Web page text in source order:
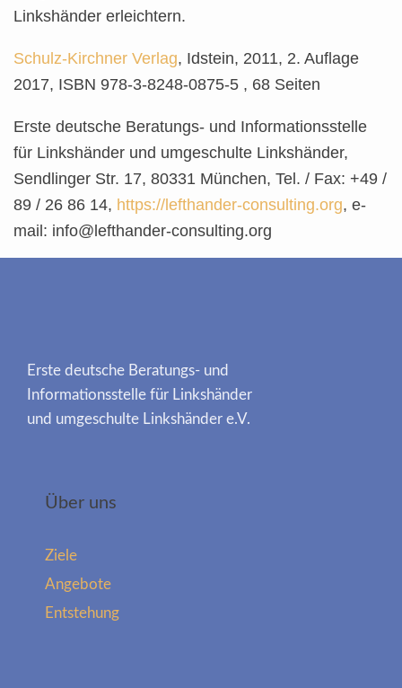
Linkshänder erleichtern.
Schulz-Kirchner Verlag, Idstein, 2011, 2. Auflage
2017, ISBN 978-3-8248-0875-5 , 68 Seiten
Erste deutsche Beratungs- und Informationsstelle
für Linkshänder und umgeschulte Linkshänder,
Sendlinger Str. 17, 80331 München, Tel. / Fax: +49 /
89 / 26 86 14, https://lefthander-consulting.org, e-
mail: info@lefthander-consulting.org
Erste deutsche Beratungs- und
Informationsstelle für Linkshänder
und umgeschulte Linkshänder e.V.
Über uns
Ziele
Angebote
Entstehung